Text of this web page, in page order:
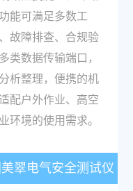
能可满足多数工
故障排查、合规验
类数据传输端口，
析整理，便携的机
配户外作业、高空
环境的使用需求。
翠电气安全测试仪